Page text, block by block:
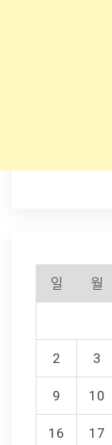
일 월
2 3
9 10
16 17